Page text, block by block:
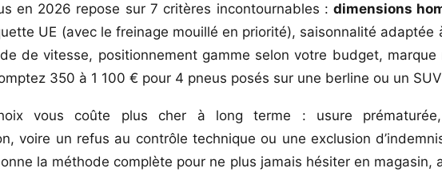
en 2026 repose sur 7 critères incontournables :dimensions
UE (avec le freinage mouillé en priorité), saisonnalité adaptée
de vitesse, positionnement gamme selon votre budget,
350 à 1 100 € pour 4 pneus posés sur une berline ou un
vous coûte plus cher à long terme : usure
voire un refus au contrôle technique ou une exclusion
la méthode complète pour ne plus jamais hésiter en magasin,